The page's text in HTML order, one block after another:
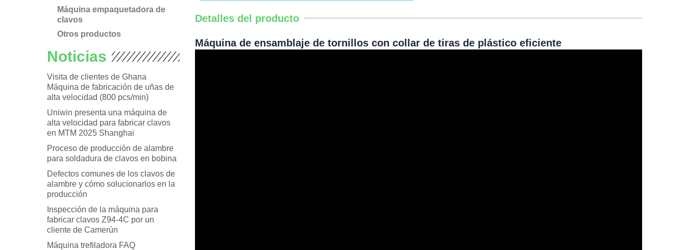
Máquina empaquetadora de
clavos
Otros productos
Noticias
Visita de clientes de Ghana
Máquina de fabricación de uñas de
alta velocidad (800 pcs/min)
Uniwin presenta una máquina de
alta velocidad para fabricar clavos
en MTM 2025 Shanghai
Proceso de producción de alambre
para soldadura de clavos en bobina
Defectos comunes de los clavos de
alambre y cómo solucionarlos en la
producción
Inspección de la máquina para
fabricar clavos Z94-4C por un
cliente de Camerún
Máquina trefiladora FAQ
Detalles del producto
Máquina de ensamblaje de tornillos con collar de tiras de plástico eficiente